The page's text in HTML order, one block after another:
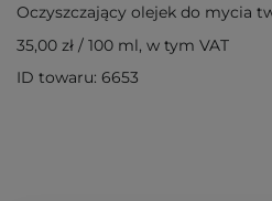
Oczyszczający olejek do mycia
35,00 zł / 100 ml, w tym VAT
ID towaru: 6653